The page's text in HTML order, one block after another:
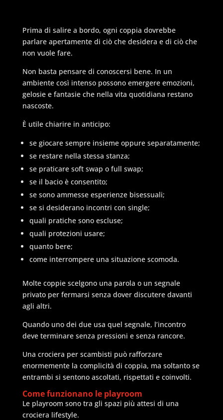
Prima di salire a bordo, ogni coppia dovrebbe
parlare apertamente di ciò che desidera e di ciò che
non vuole fare.
Non basta pensare di conoscersi bene. In un
ambiente così intenso possono emergere emozioni,
gelosie e fantasie che nella vita quotidiana restano
nascoste.
È utile chiarire in anticipo:
se giocare sempre insieme oppure separatamente;
se restare nella stessa stanza;
se praticare soft swap o full swap;
se il bacio è consentito;
se sono ammesse esperienze bisessuali;
se si desiderano incontri con single;
quali pratiche sono escluse;
quali protezioni usare;
quanto bere;
come interrompere una situazione scomoda.
Molte coppie scelgono una parola o un segnale
privato per fermarsi senza dover discutere davanti
agli altri.
Quando uno dei due usa quel segnale, l’incontro
deve terminare senza pressioni e senza rancore.
Una crociera per scambisti può rafforzare
enormemente la complicità di coppia, ma soltanto se
entrambi si sentono ascoltati, rispettati e coinvolti.
Come funzionano le playroom
Le playroom sono tra gli spazi più attesi di una
crociera lifestyle.